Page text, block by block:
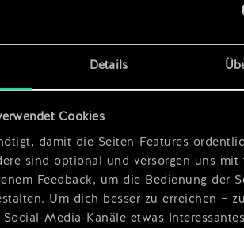
Details
Cookies
damit die Seiten-Features
sind optional und versorgen uns mit
Feedback, um die Bedienung der
Um dich besser zu erreichen –
Media-Kanäle etwas